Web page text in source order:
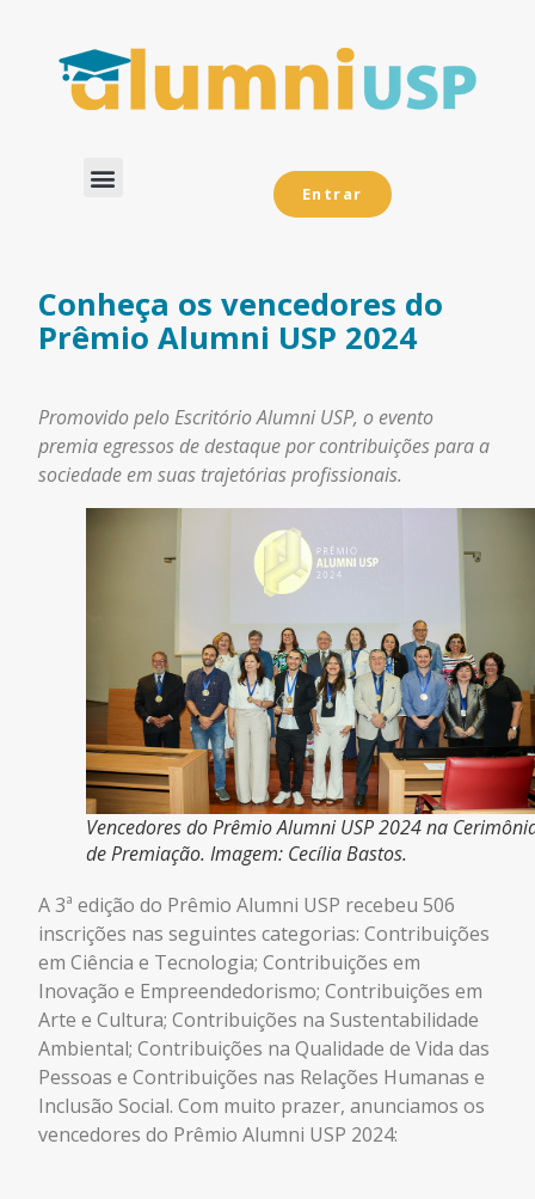
Entrar
Conheça os vencedores do
Prêmio Alumni USP 2024
Promovido pelo Escritório Alumni USP, o evento
premia egressos de destaque por contribuições para a
sociedade em suas trajetórias profissionais.
Vencedores do Prêmio Alumni USP 2024 na
de Premiação. Imagem: Cecília Bastos.
A 3ª edição do Prêmio Alumni USP recebeu 506
inscrições nas seguintes categorias: Contribuições
em Ciência e Tecnologia; Contribuições em
Inovação e Empreendedorismo; Contribuições em
Arte e Cultura; Contribuições na Sustentabilidade
Ambiental; Contribuições na Qualidade de Vida das
Pessoas e Contribuições nas Relações Humanas e
Inclusão Social. Com muito prazer, anunciamos os
vencedores do Prêmio Alumni USP 2024: